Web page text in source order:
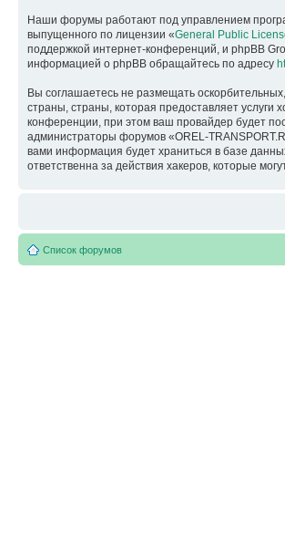
Наши форумы работают под управлением
выпущенного по лицензии «General Public
поддержкой интернет-конференций, и phpBB
информацией о phpBB обращайтесь по адресу
Вы соглашаетесь не размещать
страны, страны, которая предоставляет
конференции, при этом ваш провайдер будет
администраторы форумов «OREL-
вами информация будет храниться в базе
ответственна за действия хакеров, которые
Список форумов